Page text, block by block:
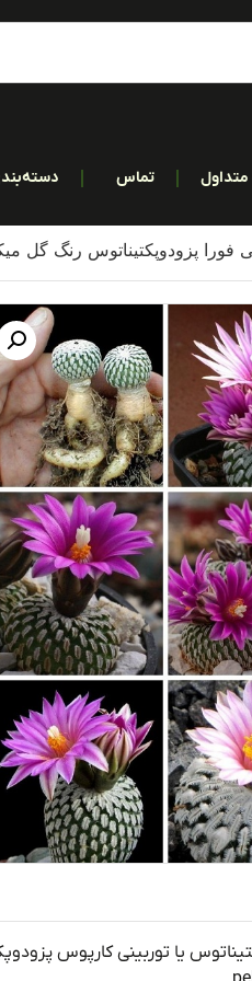
تماس
پزودوپکتیناتوس رنگ گل میکس
یا توربینی کارپوس